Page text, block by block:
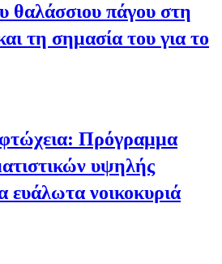
θαλάσσιου πάγου στη
τη σημασία του για το
Πρόγραμμα
υψηλής
ευάλωτα νοικοκυριά